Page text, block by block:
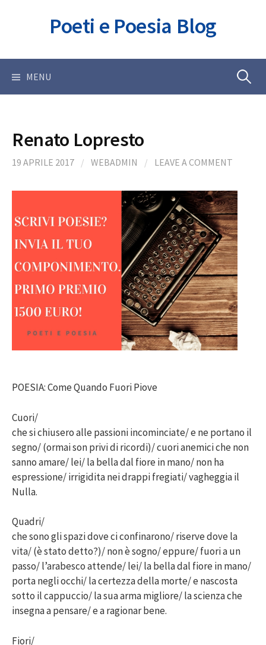
Poeti e Poesia Blog
MENU Ricerca
Renato Lopresto
19 APRILE 2017 / WEBADMIN / LEAVE A COMMENT
POESIA: Come Quando Fuori Piove
Cuori/
che si chiusero alle passioni incominciate/ e ne portano il
segno/ (ormai son privi di ricordi)/ cuori anemici che non
sanno amare/ lei/ la bella dal fiore in mano/ non ha
espressione/ irrigidita nei drappi fregiati/ vagheggia il
Nulla.
Quadri/
che sono gli spazi dove ci confinarono/ riserve dove la
vita/ (è stato detto?)/ non è sogno/ eppure/ fuori a un
passo/ l’arabesco attende/ lei/ la bella dal fiore in mano/
porta negli occhi/ la certezza della morte/ e nascosta
sotto il cappuccio/ la sua arma migliore/ la scienza che
insegna a pensare/ e a ragionar bene.
Fiori/